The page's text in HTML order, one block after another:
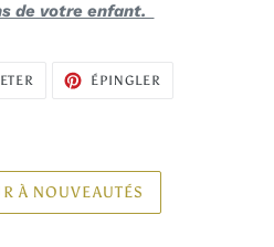
de votre enfant.
TWEETERÉPINGLER
À NOUVEAUTÉS